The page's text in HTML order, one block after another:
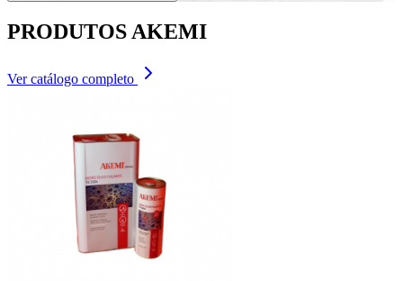
PRODUTOS AKEMI
Ver catálogo completo